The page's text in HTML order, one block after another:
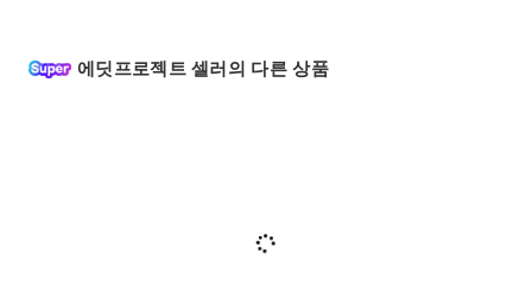
에딧프로젝트 셀러의 다른 상품